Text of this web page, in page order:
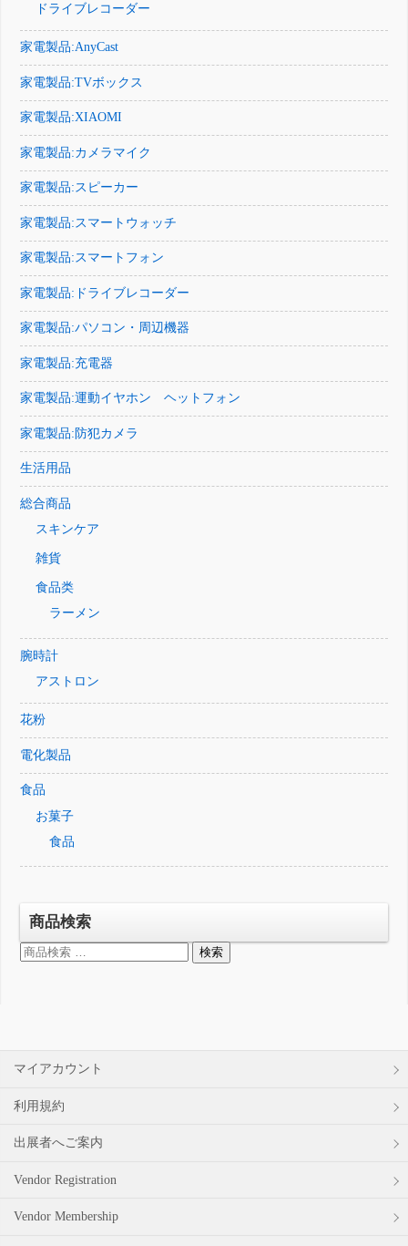
ドライブレコーダー
家電製品:AnyCast
家電製品:TVボックス
家電製品:XIAOMI
家電製品:カメラマイク
家電製品:スピーカー
家電製品:スマートウォッチ
家電製品:スマートフォン
家電製品:ドライブレコーダー
家電製品:パソコン・周辺機器
家電製品:充電器
家電製品:運動イヤホン ヘットフォン
家電製品:防犯カメラ
生活用品
総合商品
スキンケア
雑貨
食品类
ラーメン
腕時計
アストロン
花粉
電化製品
食品
お菓子
食品
商品検索
検
検索
マイアカウント
利用規約
出展者へご案内
Vendor Registration
Vendor Membership